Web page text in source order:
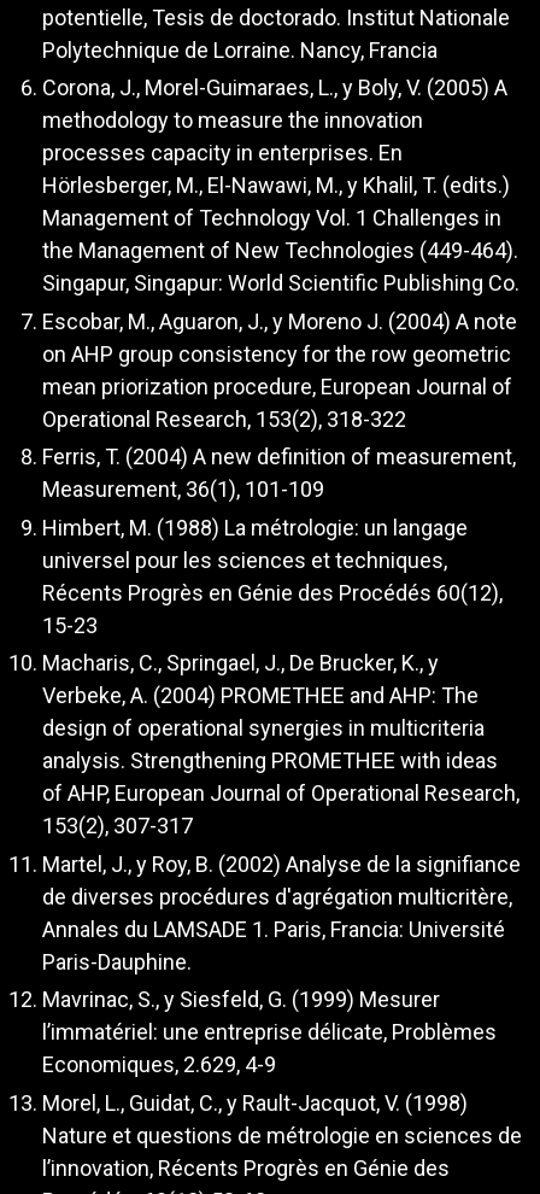
potentielle, Tesis de doctorado. Institut Nationale
Polytechnique de Lorraine. Nancy, Francia
Corona, J., Morel-Guimaraes, L., y Boly, V. (2005) A
methodology to measure the innovation
processes capacity in enterprises. En
Hörlesberger, M., El-Nawawi, M., y Khalil, T. (edits.)
Management of Technology Vol. 1 Challenges in
the Management of New Technologies (449-464).
Singapur, Singapur: World Scientific Publishing Co.
Escobar, M., Aguaron, J., y Moreno J. (2004) A note
on AHP group consistency for the row geometric
mean priorization procedure, European Journal of
Operational Research, 153(2), 318-322
Ferris, T. (2004) A new definition of measurement,
Measurement, 36(1), 101-109
Himbert, M. (1988) La métrologie: un langage
universel pour les sciences et techniques,
Récents Progrès en Génie des Procédés 60(12),
15-23
Macharis, C., Springael, J., De Brucker, K., y
Verbeke, A. (2004) PROMETHEE and AHP: The
design of operational synergies in multicriteria
analysis. Strengthening PROMETHEE with ideas
of AHP, European Journal of Operational Research,
153(2), 307-317
Martel, J., y Roy, B. (2002) Analyse de la signifiance
de diverses procédures d'agrégation multicritère,
Annales du LAMSADE 1. Paris, Francia: Université
Paris-Dauphine.
Mavrinac, S., y Siesfeld, G. (1999) Mesurer
l’immatériel: une entreprise délicate, Problèmes
Economiques, 2.629, 4-9
Morel, L., Guidat, C., y Rault-Jacquot, V. (1998)
Nature et questions de métrologie en sciences de
l’innovation, Récents Progrès en Génie des